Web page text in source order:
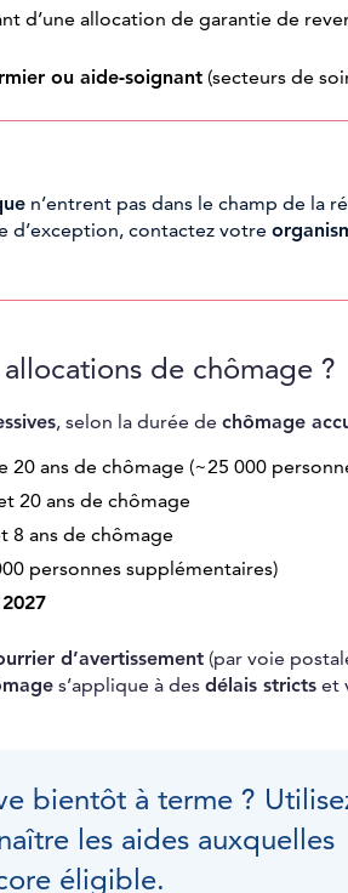
d’une allocation de garantie de
ou aide-soignant (secteurs de
n’entrent pas dans le champ de la
d’exception, contactez votre
de chômage ?
, selon la durée de chômage
20 ans de chômage (~25 000
20 ans de chômage
8 ans de chômage
personnes supplémentaires)
d’avertissement (par voie
s’applique à des délais stricts et
bientôt à terme ?
les aides auxquelles
éligible.